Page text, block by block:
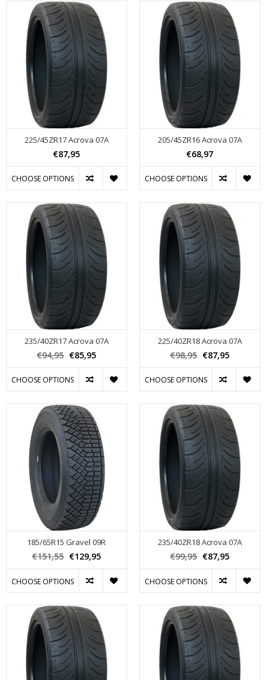
225/45ZR17 Acrova 07A
€87,95
CHOOSE OPTIONS
205/45ZR16 Acrova 07A
€68,97
CHOOSE OPTIONS
235/40ZR17 Acrova 07A
€94,95 €85,95
CHOOSE OPTIONS
225/40ZR18 Acrova 07A
€98,95 €87,95
CHOOSE OPTIONS
185/65R15 Gravel 09R
€151,55 €129,95
CHOOSE OPTIONS
235/40ZR18 Acrova 07A
€99,95 €87,95
CHOOSE OPTIONS